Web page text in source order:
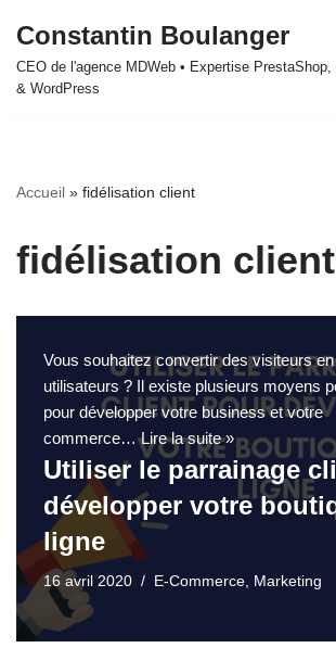
Aller
au
Constantin Boulanger
CEO de l'agence MDWeb • Expertise
& WordPress
Accueil » fidélisation client
fidélisation client
Vous souhaitez convertir des visiteurs
utilisateurs ? Il existe plusieurs moyens
pour développer votre business et votre
commerce…Lire la suite »
Utiliser le parrainage
développer votre
ligne
16 avril 2020 E-Commerce, Marketing